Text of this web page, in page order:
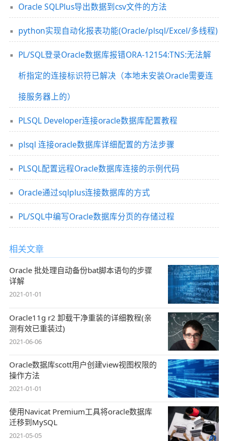
Oracle SQLPlus导出数据到csv文件的方法
python实现自动化报表功能(Oracle/plsql/Excel/多线程)
PL/SQL登录Oracle数据库报错ORA-12154:TNS:无法解
析指定的连接标识符已解决（本地未安装Oracle需要连
接服务器上的）
PLSQL Developer连接oracle数据库配置教程
plsql 连接oracle数据库详细配置的方法步骤
PLSQL配置远程Oracle数据库连接的示例代码
Oracle通过sqlplus连接数据库的方式
PL/SQL中编写Oracle数据库分页的存储过程
相关文章
Oracle 批处理自动备份bat脚本语句的步骤
详解
2021-01-01
Oracle11g r2 卸载干净重装的详细教程(亲
测有效已重装过)
2021-06-06
Oracle数据库scott用户创建view视图权限的
操作方法
2021-01-01
使用Navicat Premium工具将oracle数据库
迁移到MySQL
2021-05-05